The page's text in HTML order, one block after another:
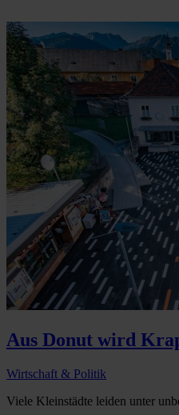
Aus Donut wird
Wirtschaft & Politik
Viele Kleinstädte leiden unter